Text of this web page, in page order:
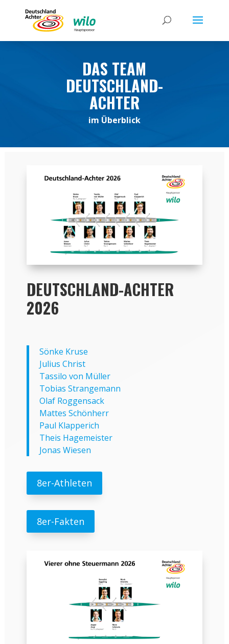
DAS TEAM
DEUTSCHLAND-
ACHTER
im Überblick
DEUTSCHLAND-ACHTER
2026
Sönke Kruse
Julius Christ
Tassilo von Müller
Tobias Strangemann
Olaf Roggensack
Mattes Schönherr
Paul Klapperich
Theis Hagemeister
Jonas Wiesen
8er-Athleten
8er-Fakten